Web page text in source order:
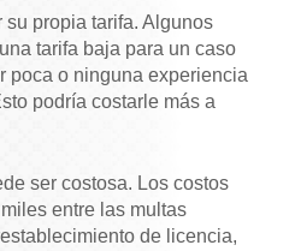
propia tarifa. Algunos
tarifa baja para un caso
poca o ninguna experiencia
podría costarle más a
ser costosa. Los costos
entre las multas
de licencia,